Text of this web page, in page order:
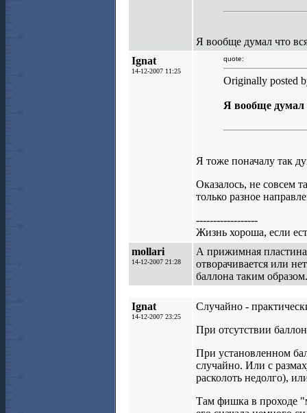
Я вообще думал что
Ignat
14-12-2007 11:25
quote:
Originally posted
Я вообще думал
Я тоже поначалу так
Оказалось, не совсем
только разное
------------------
Жизнь хороша, если
mollari
14-12-2007 21:28
А прижимная пластина
отворачивается или
баллона таким образом.
Ignat
14-12-2007 23:25
Случайно -
При отсутствии
При установленном
случайно. Или с
расколоть недолго),
Там фишка в проходе